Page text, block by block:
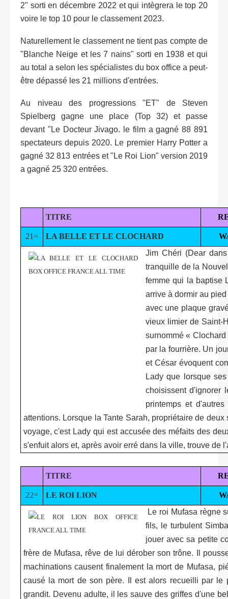
2" sorti en décembre 2022 et qui intègrera le top 20
voire le top 10 pour le classement 2023.
Naturellement le classement ne tient pas compte de
"Blanche Neige et les 7 nains" sorti en 1938 et qui
au total a selon les spécialistes du box office a peut-
être dépassé les 21 millions d'entrées.
Au niveau des progressions "ET" de Steven
Spielberg gagne une place (Top 32) et passe
devant "Le Docteur Jivago. le film a gagné 88 891
spectateurs depuis 2020. Le premier Harry Potter a
gagné 32 813 entrées et "Le Roi Lion" version 2019
a gagné 25 320 entrées.
TITRE
21= LA BELLE ET LE CLOCHARD
Jim Chéri (Dear
tranquille de la
femme qui la baptise
arrive à dormir au
avec une plaque
vieux limier de Saint-
surnommé «
par la fourrière. Un
et César évoquent
Lady que lorsque
choisissent d'ignorer
printemps et
attentions. Lorsque la Tante Sarah, propriétaire de
voyage, c'est Lady qui est accusée des méfaits des
s'enfuit alors et, après avoir erré dans la ville, trouve de
TITRE
22= LE ROI LION
Le roi Mufasa règne
fils, le turbulent
jouer avec sa petite
frère de Mufasa, rêve de lui dérober son trône. Il
machinations causent finalement la mort de Mufasa,
causé la mort de son père. Il est alors recueilli par le
grandit. Devenu adulte, il les sauve des griffes d'une